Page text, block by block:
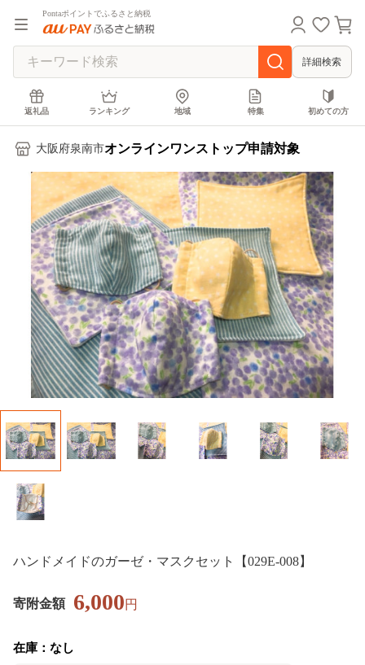
Pontaポイントでふるさと納税
詳細検索
返礼品 ランキング 地域 特集 初めての方
大阪府泉南市オンラインワンストップ申請対象
ハンドメイドのガーゼ・マスクセット【029E-008】
寄附金額 6,000円
在庫：なし